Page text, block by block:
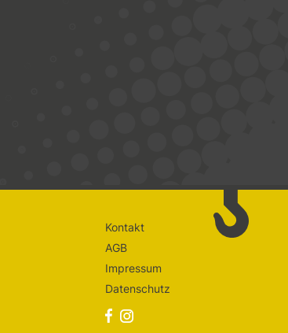
Kontakt
AGB
Impressum
Datenschutz